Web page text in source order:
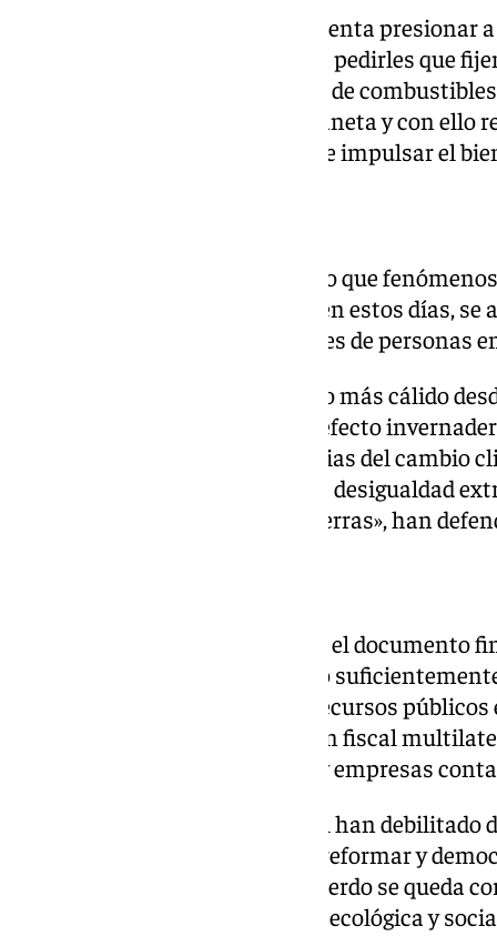
Con esta acción Greenpeace intenta presionar
días en la capital andaluza para pedirles que
responsabilicen a las empresas de
generan en las personas y al planeta y con
para doblar la acción climática e impulsar el
Desde Greenpeace han señalado que
la ola de calor que sufre Sevilla en estos días,
e impactan en la vida de millones de personas
«Tras un 2024 que ha sido el año más cálido
que se emitieron más gases de efecto
población sufre las consecuencias del cambio
biodiversidad en un contexto de desigualdad
amenazas a la democracia y guerras», han
Para la organización ecologista, el documento
‘Compromiso de Sevilla’ no va lo
avanzar en saldar el déficit de recursos
dólares mediante la cooperación fiscal
impuestos a multimillonarios y empresas
«Los Gobiernos del Norte Global han
medidas más ambiciosas para reformar y
financiera internacional. El acuerdo se queda
urgencia de las crisis climática, ecológica y